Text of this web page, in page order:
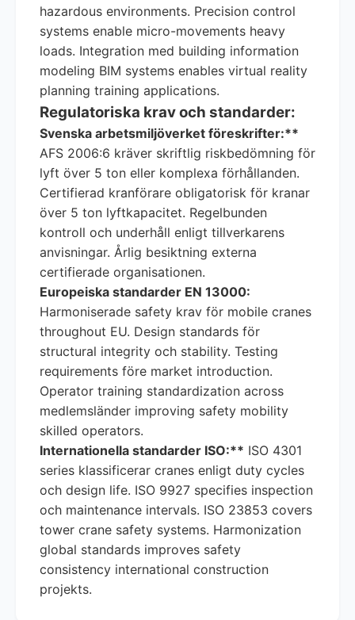
hazardous environments. Precision control
systems enable micro-movements heavy
loads. Integration med building information
modeling BIM systems enables virtual reality
planning training applications.
Regulatoriska krav och standarder:
Svenska arbetsmiljöverket föreskrifter:**
AFS 2006:6 kräver skriftlig riskbedömning för
lyft över 5 ton eller komplexa förhållanden.
Certifierad kranförare obligatorisk för kranar
över 5 ton lyftkapacitet. Regelbunden
kontroll och underhåll enligt tillverkarens
anvisningar. Årlig besiktning externa
certifierade organisationen.
Europeiska standarder EN 13000:
Harmoniserade safety krav för mobile cranes
throughout EU. Design standards för
structural integrity och stability. Testing
requirements före market introduction.
Operator training standardization across
medlemsländer improving safety mobility
skilled operators.
Internationella standarder ISO:** ISO 4301
series klassificerar cranes enligt duty cycles
och design life. ISO 9927 specifies inspection
och maintenance intervals. ISO 23853 covers
tower crane safety systems. Harmonization
global standards improves safety
consistency international construction
projekts.